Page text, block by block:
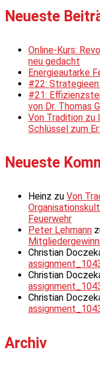
Neueste
Online-Kurs:
neu gedacht
Energieautarke
#22:
#21:
von Dr. Thomas
Von Tradition zu
Schlüssel zum
Neueste
Heinz zu Von
Feuerwehr
Peter Lehmann
Christian
Christian
Christian
Archiv